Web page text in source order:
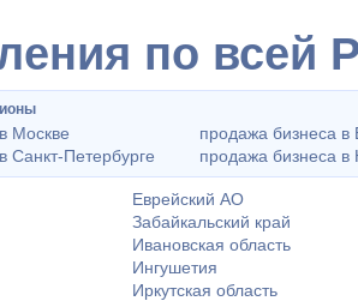
по всей
Москве
Санкт-Петербурге
продажа бизнеса в
продажа бизнеса в
Еврейский АО
Забайкальский край
Ивановская область
Ингушетия
Иркутская область